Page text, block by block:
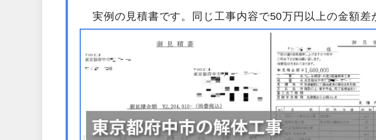
実例の見積書です。同じ工事内容で50万円以上の金額差